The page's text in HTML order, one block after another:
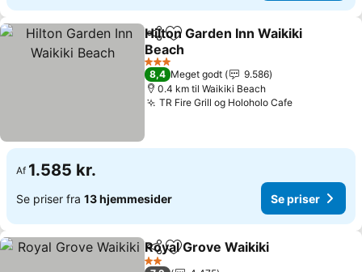
Del Føj til favoritter
Hilton Garden Inn Waikiki
Beach
3 Stjerner
8,4 Meget godt
9.586
0.4 km til Waikiki Beach
TR Fire Grill og Holoholo Cafe
Af 1.585 kr.
Se priser fra 13 hjemmesider Se priser
Del Føj til favoritter
Royal Grove Waikiki
2 Stjerner